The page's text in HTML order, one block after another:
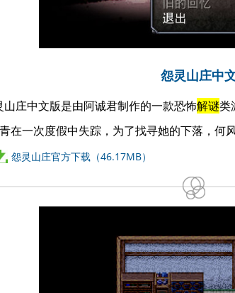
怨灵山庄中
山庄中文版是由阿诚君制作的一款恐怖解谜类
在一次度假中失踪，为了找寻她的下落，何
怨灵山庄官方下载（46.17MB）